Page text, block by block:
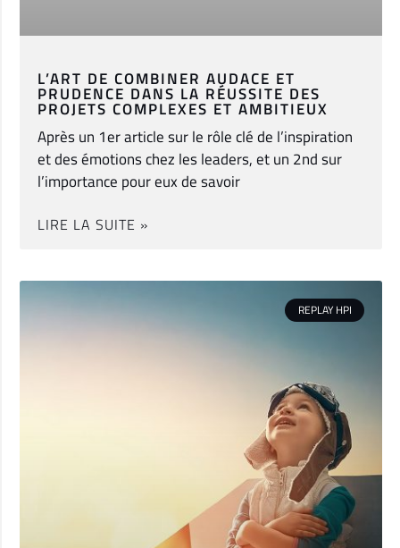
L’ART DE COMBINER AUDACE ET
PRUDENCE DANS LA RÉUSSITE DES
PROJETS COMPLEXES ET AMBITIEUX
Après un 1er article sur le rôle clé de l’inspiration
et des émotions chez les leaders, et un 2nd sur
l’importance pour eux de savoir
LIRE LA SUITE »
REPLAY HPI